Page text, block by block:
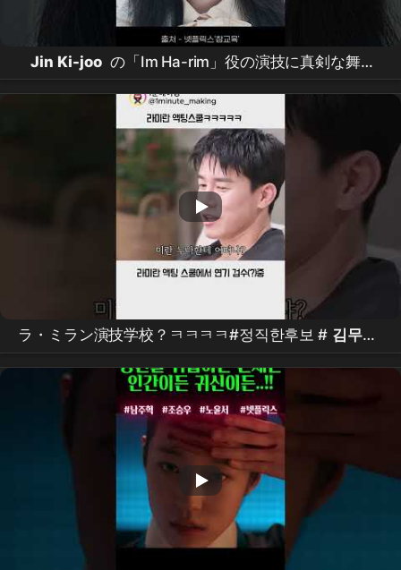
Jin Ki-joo の「Im Ha-rim」役の演技に真剣な舞台
裏 #ガチ教育
ラ・ミラン演技学校？ㅋㅋㅋㅋ#정직한후보 # 김무열
#비하인드 # 참교육